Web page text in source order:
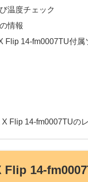
温度チェック
情報
Flip 14-fm0007TU付属
Flip 14-fm0007TUの
14-